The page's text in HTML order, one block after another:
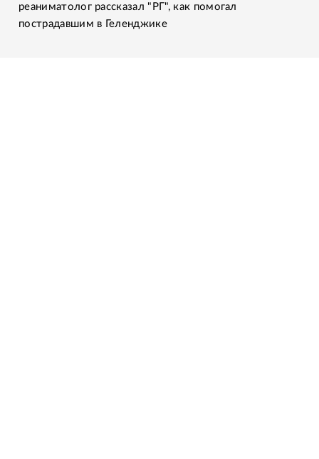
реаниматолог рассказал "РГ", как помогал
пострадавшим в Геленджике